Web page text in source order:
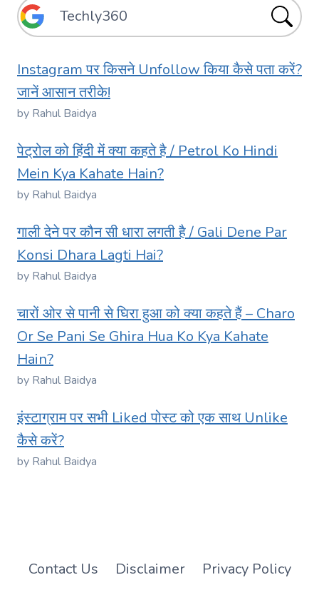
Instagram पर किसने Unfollow किया कैसे पता करें?
जानें आसान तरीके!
by Rahul Baidya
पेट्रोल को हिंदी में क्या कहते है / Petrol Ko Hindi
Mein Kya Kahate Hain?
by Rahul Baidya
गाली देने पर कौन सी धारा लगती है / Gali Dene Par
Konsi Dhara Lagti Hai?
by Rahul Baidya
चारों ओर से पानी से घिरा हुआ को क्या कहते हैं – Charo
Or Se Pani Se Ghira Hua Ko Kya Kahate
Hain?
by Rahul Baidya
इंस्टाग्राम पर सभी Liked पोस्ट को एक साथ Unlike
कैसे करें?
by Rahul Baidya
Contact Us Disclaimer
Privacy Policy